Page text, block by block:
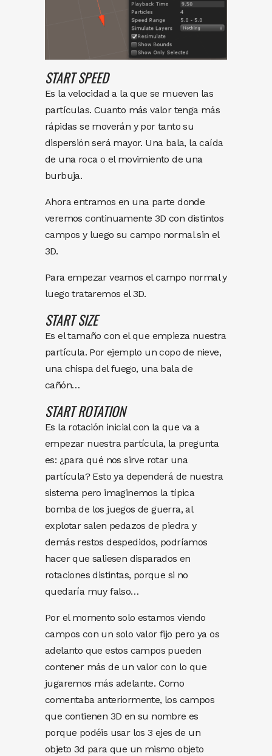
START SPEED
Es la velocidad a la que se mueven las
partículas. Cuanto más valor tenga más
rápidas se moverán y por tanto su
dispersión será mayor. Una bala, la caída
de una roca o el movimiento de una
burbuja.
Ahora entramos en una parte donde
veremos continuamente 3D con distintos
campos y luego su campo normal sin el
3D.
Para empezar veamos el campo normal y
luego trataremos el 3D.
START SIZE
Es el tamaño con el que empieza nuestra
partícula. Por ejemplo un copo de nieve,
una chispa del fuego, una bala de
cañón…
START ROTATION
Es la rotación inicial con la que va a
empezar nuestra partícula, la pregunta
es: ¿para qué nos sirve rotar una
partícula? Esto ya dependerá de nuestra
sistema pero imaginemos la típica
bomba de los juegos de guerra, al
explotar salen pedazos de piedra y
demás restos despedidos, podríamos
hacer que saliesen disparados en
rotaciones distintas, porque si no
quedaría muy falso…
Por el momento solo estamos viendo
campos con un solo valor fijo pero ya os
adelanto que estos campos pueden
contener más de un valor con lo que
jugaremos más adelante. Como
comentaba anteriormente, los campos
que contienen 3D en su nombre es
porque podéis usar los 3 ejes de un
objeto 3d para que un mismo objeto